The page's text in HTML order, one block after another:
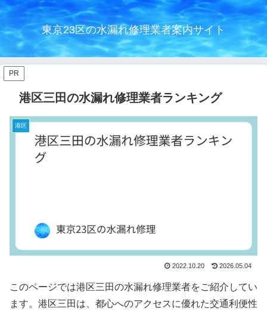
東京23区の水漏れ修理業者案内サイト
PR
港区三田の水漏れ修理業者ランキング
港区
2022.10.20 2026.05.04
このページでは港区三田の水漏れ修理業者をご紹介してい
ます。港区三田は、都心へのアクセスに優れた交通利便性